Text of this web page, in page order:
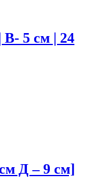
В- 5 см | 24
Д – 9 см]